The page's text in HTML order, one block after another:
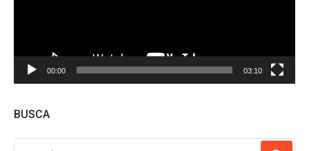
00:00 03:10
BUSCA